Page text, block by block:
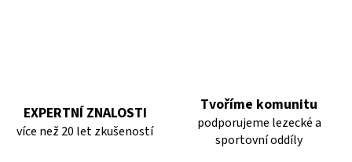
EXPERTNÍ ZNALOSTI
více než 20 let zkušeností
Tvoříme komunitu
podporujeme lezecké a
sportovní oddíly